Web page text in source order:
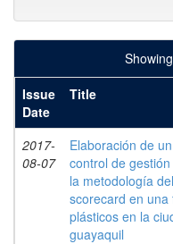
Issue
Date
Title
2017-
08-07
Elaboración de
control de
la metodología
scorecard en una
plásticos en la
guayaquil